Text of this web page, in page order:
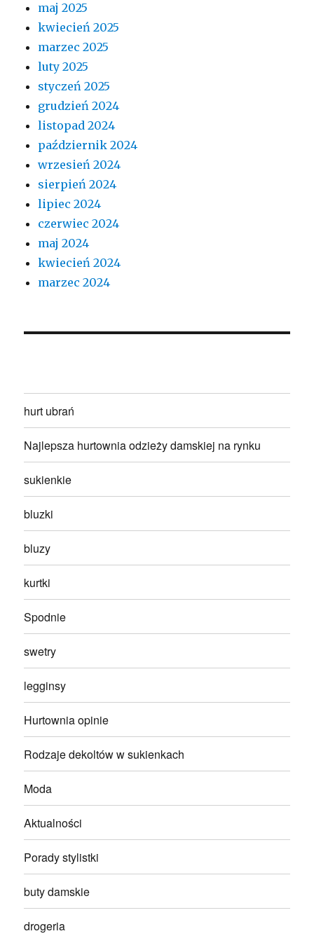
maj 2025
kwiecień 2025
marzec 2025
luty 2025
styczeń 2025
grudzień 2024
listopad 2024
październik 2024
wrzesień 2024
sierpień 2024
lipiec 2024
czerwiec 2024
maj 2024
kwiecień 2024
marzec 2024
hurt ubrań
Najlepsza hurtownia odzieży damskiej na rynku
sukienkie
bluzki
bluzy
kurtki
Spodnie
swetry
legginsy
Hurtownia opinie
Rodzaje dekoltów w sukienkach
Moda
Aktualności
Porady stylistki
buty damskie
drogeria